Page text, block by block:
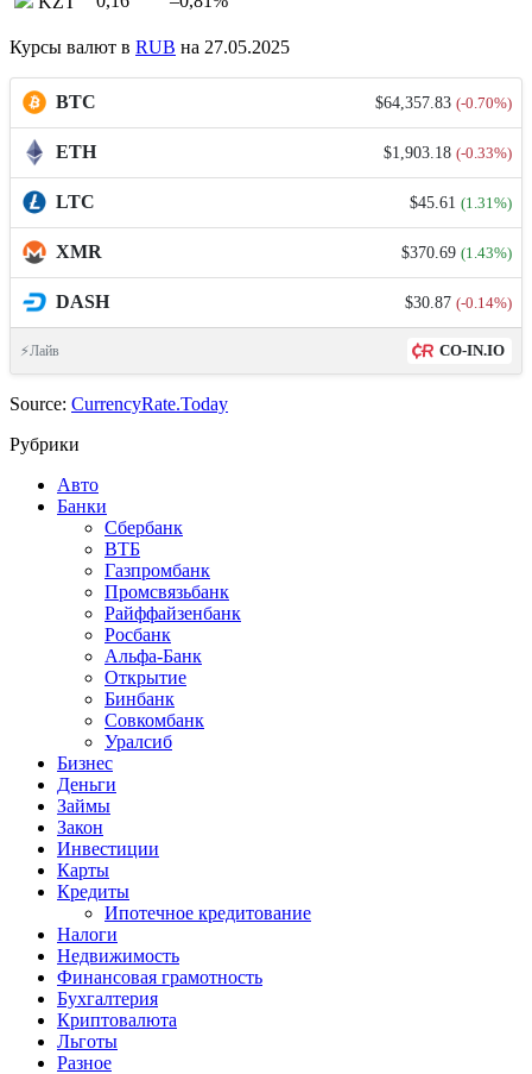
Курсы валют в RUB на 27.05.2025
BTC $64,357.83 (-0.70%)
ETH $1,903.18 (-0.33%)
LTC $45.61 (1.31%)
XMR $370.69 (1.43%)
DASH $30.87 (-0.14%)
⚡Лайв CO-IN.IO
Source: CurrencyRate.Today
Рубрики
Авто
Банки
Сбербанк
ВТБ
Газпромбанк
Промсвязьбанк
Райффайзенбанк
Росбанк
Альфа-Банк
Открытие
Бинбанк
Совкомбанк
Уралсиб
Бизнес
Деньги
Займы
Закон
Инвестиции
Карты
Кредиты
Ипотечное кредитование
Налоги
Недвижимость
Финансовая грамотность
Бухгалтерия
Криптовалюта
Льготы
Разное